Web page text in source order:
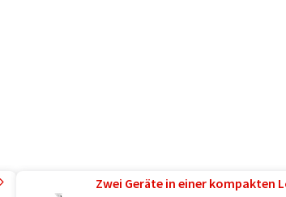
Zwei Geräte in einer kompakten